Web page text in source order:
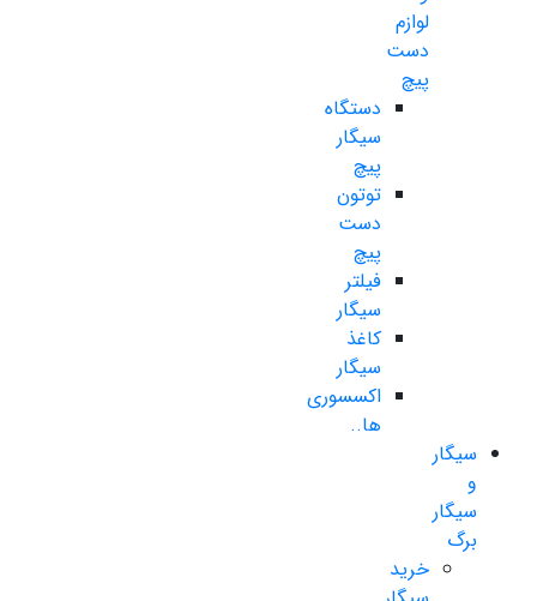
لوازم
دست
پیچ
دستگاه
سیگار
پیچ
توتون
دست
پیچ
فیلتر
سیگار
کاغذ
سیگار
اکسسوری
ها..
سیگار
و
سیگار
برگ
خرید